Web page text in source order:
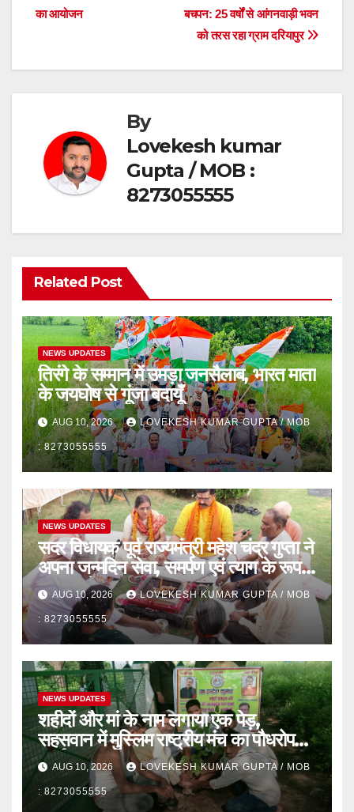
b
o
p
बचपन: 25 वर्षों से आंगनवाड़ी भवन
को तरस रहा ग्राम दरियापुर
का आयोजन
By
Lovekesh kumar
Gupta / MOB :
8273055555
Related Post
NEWS UPDATES
तिरंगे के सम्मान में उमड़ा जनसैलाब, भारत माता
के जयघोष से गूंजा बदायूँ
AUG 10, 2026 LOVEKESH KUMAR GUPTA / MOB
: 8273055555
NEWS UPDATES
सदर विधायक पूर्व राज्यमंत्री महेश चंद्र गुप्ता ने
अपना जन्मदिन सेवा, समर्पण एवं त्याग के रूप में
धूमधाम से मनाया
AUG 10, 2026 LOVEKESH KUMAR GUPTA / MOB
: 8273055555
NEWS UPDATES
शहीदों और मां के नाम लगाया एक पेड़,
सहसवान में मुस्लिम राष्ट्रीय मंच का पौधरोपण
कार्यक्रम
AUG 10, 2026 LOVEKESH KUMAR GUPTA / MOB
: 8273055555